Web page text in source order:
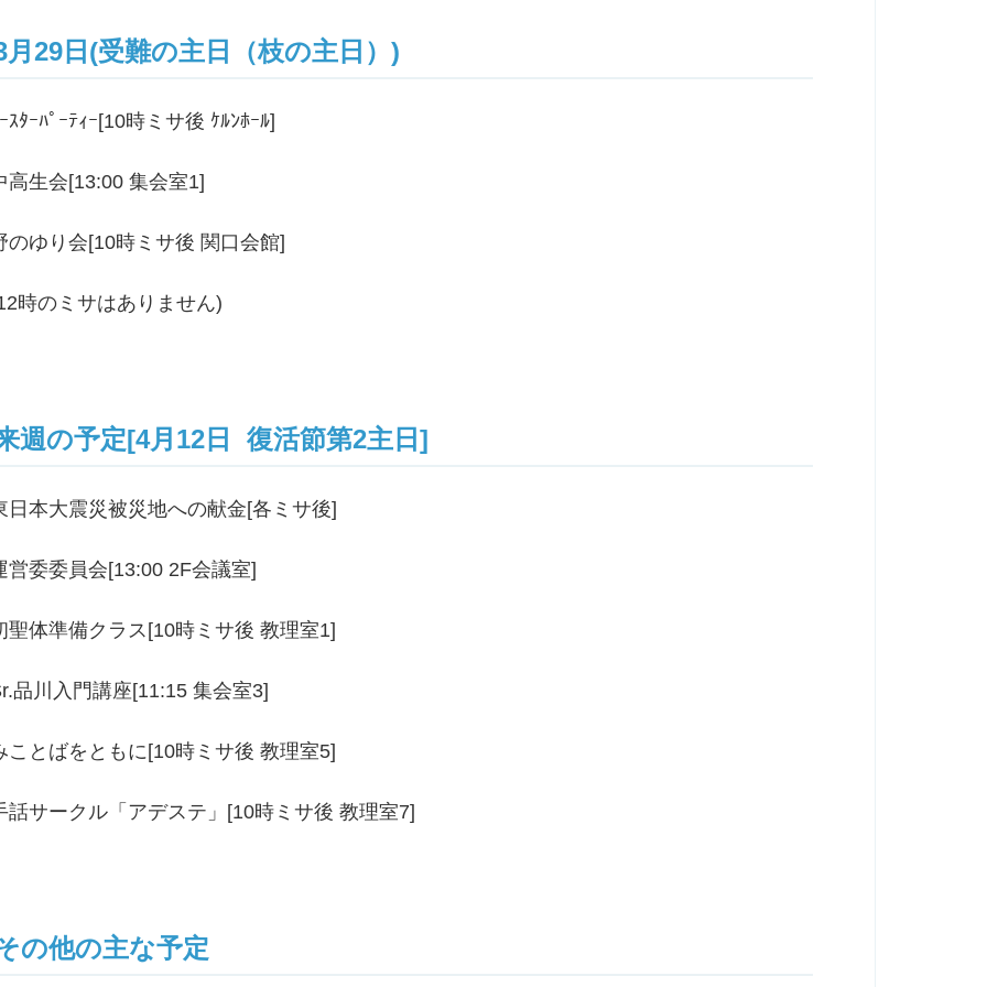
月29日(受難の主日（枝の主日）)
ｽﾀｰﾊﾟｰﾃｨｰ[10時ミサ後 ｹﾙﾝﾎｰﾙ]
高生会[13:00 集会室1]
のゆり会[10時ミサ後 関口会館]
時のミサはありません)
週の予定[4月12日 復活節第2主日]
日本大震災被災地への献金[各ミサ後]
営委委員会[13:00 2F会議室]
聖体準備クラス[10時ミサ後 教理室1]
品川入門講座[11:15 集会室3]
ことばをともに[10時ミサ後 教理室5]
話サークル「アデステ」[10時ミサ後 教理室7]
の他の主な予定